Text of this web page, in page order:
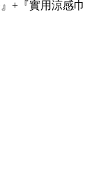
+『實用涼感巾